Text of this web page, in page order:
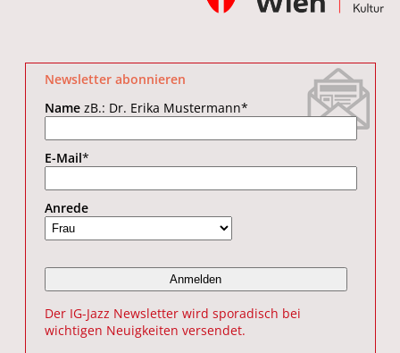
Newsletter abonnieren
NamezB.: Dr. Erika Mustermann*
E-Mail*
Anrede
Der IG-Jazz Newsletter wird sporadisch bei
wichtigen Neuigkeiten versendet.